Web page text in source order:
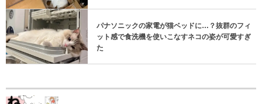
パナソニックの家電が猫ベッドに…？抜群のフィ
ット感で食洗機を使いこなすネコの姿が可愛すぎ
た